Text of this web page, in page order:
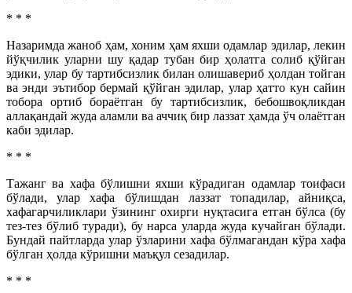
* * *
Назаримда жаноб ҳам, хоним ҳам яхши одамлар эдилар, лекин
йўқчилик уларни шу қадар тубан бир ҳолатга солиб қўйган
эдики, улар бу тартибсизлик билан олишавериб ҳолдан тойган
ва энди эътибор бермай қўйган эдилар, улар ҳатто кун сайин
тобора ортиб бораётган бу тартибсизлик, бебошвоқликдан
аллақандай жуда аламли ва аччиқ бир лаззат ҳамда ўч олаётган
каби эдилар.
* * *
Тажанг ва хафа бўлишни яхши кўрадиган одамлар тоифаси
бўлади, улар хафа бўлишдан лаззат топадилар, айниқса,
хафагарчиликлари ўзининг охирги нуқтасига етган бўлса (бу
тез-тез бўлиб туради), бу нарса уларда жуда кучайган бўлади.
Бундай пайтларда улар ўзларини хафа бўлмагандан кўра хафа
бўлган ҳолда кўришни маъқул сезадилар.
* * *